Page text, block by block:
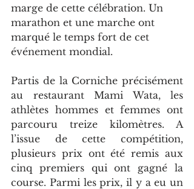
marge de cette célébration. Un
marathon et une marche ont
marqué le temps fort de cet
événement mondial.
Partis de la Corniche précisément
au restaurant Mami Wata, les
athlètes hommes et femmes ont
parcouru treize kilomètres. A
l’issue de cette compétition,
plusieurs prix ont été remis aux
cinq premiers qui ont gagné la
course. Parmi les prix, il y a eu un